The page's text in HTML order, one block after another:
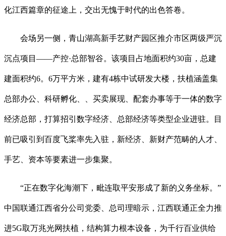
化江西篇章的征途上，交出无愧于时代的出色答卷。
会场另一侧，青山湖高新手艺财产园区推介市区两级严沉
沉点项目——产控·总部智谷。该项目占地面积约30亩，总建
建面积约6。6万平方米，建有4栋中试研发大楼，扶植涵盖集
总部办公、科研孵化、、买卖展现、配套办事等于一体的数字
经济总部，打算招引数字经济、总部经济等类型企业进驻。目
前已吸引到百度飞桨率先入驻，新经济、新财产范畴的人才、
手艺、资本等要素进一步集聚。
“正在数字化海潮下，毗连取平安形成了新的义务坐标。”
中国联通江西省分公司党委、总司理暗示，江西联通正全力推
进5G取万兆光网扶植，结构算力根本设备，为千行百业供给